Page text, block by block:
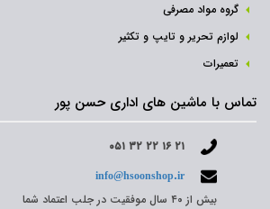
گروه مواد مصرفی
لوازم تحریر و تایپ و تکثیر
تعمیرات
تماس با ماشین های اداری حسن پور
۰۵۱ ۳۲ ۲۲ ۱۶ ۲۱
info@hsoonshop.ir
بیش از ۴۰ سال موفقیت در جلب اعتماد شما